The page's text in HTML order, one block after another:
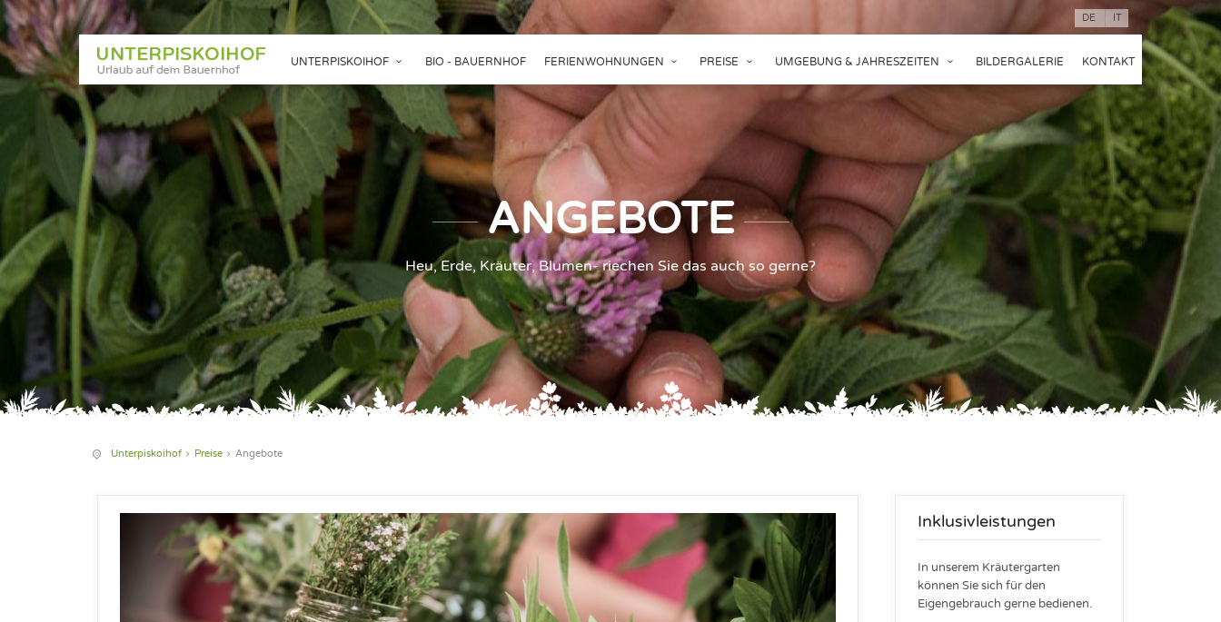
DE IT
UNTERPISKOIHOF BIO - BAUERNHOF FERIENWOHNUNGEN PREISE UMGEBUNG & JAHRESZEITEN BILDERGALERIE KONTAKT
ANGEBOTE
Heu, Erde, Kräuter, Blumen- riechen Sie das auch so gerne?
Unterpiskoihof Preise Angebote
Inklusivleistungen
In unserem Kräutergarten
können Sie sich für den
Eigengebrauch gerne bedienen.